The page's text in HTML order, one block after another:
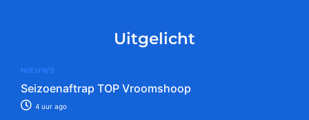
Uitgelicht
NIEUWS
Seizoenaftrap TOP Vroomshoop
4 uur ago